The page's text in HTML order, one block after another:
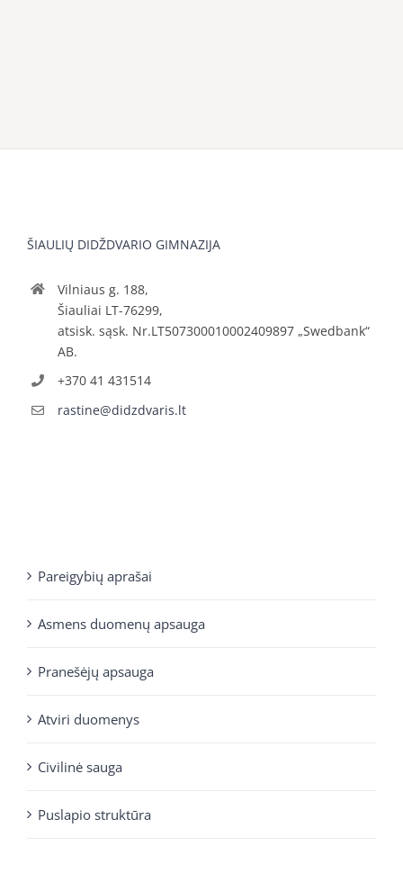
ŠIAULIŲ DIDŽDVARIO GIMNAZIJA
Vilniaus g. 188,
Šiauliai LT-76299,
atsisk. sąsk. Nr.LT507300010002409897 „Swedbank“
AB.
+370 41 431514
rastine@didzdvaris.lt
Pareigybių aprašai
Asmens duomenų apsauga
Pranešėjų apsauga
Atviri duomenys
Civilinė sauga
Puslapio struktūra